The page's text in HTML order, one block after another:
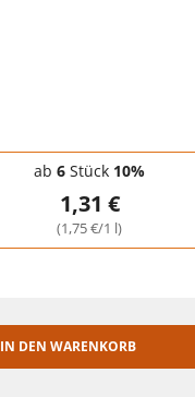
ab 6 Stück 10%
1,31 €
(1,75 €/1 l)
IN DEN WARENKORB